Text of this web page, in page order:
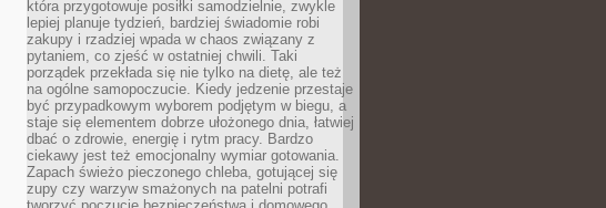
która przygotowuje posiłki samodzielnie, zwykle
lepiej planuje tydzień, bardziej świadomie robi
zakupy i rzadziej wpada w chaos związany z
pytaniem, co zjeść w ostatniej chwili. Taki
porządek przekłada się nie tylko na dietę, ale też
na ogólne samopoczucie. Kiedy jedzenie przestaje
być przypadkowym wyborem podjętym w biegu, a
staje się elementem dobrze ułożonego dnia, łatwiej
dbać o zdrowie, energię i rytm pracy. Bardzo
ciekawy jest też emocjonalny wymiar gotowania.
Zapach świeżo pieczonego chleba, gotującej się
zupy czy warzyw smażonych na patelni potrafi